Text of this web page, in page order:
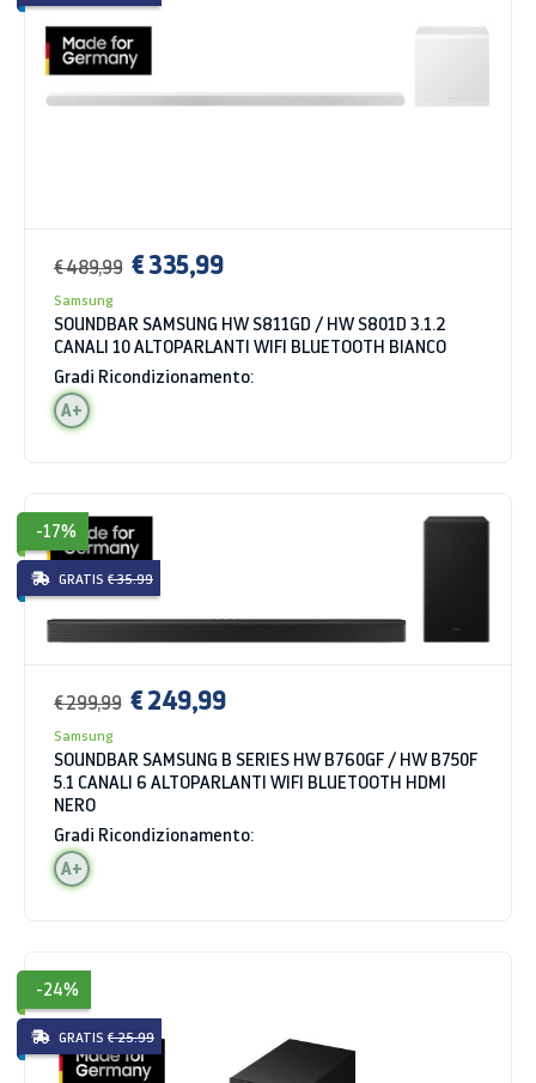
€ 489,99 € 335,99
Samsung
SOUNDBAR SAMSUNG HW S811GD / HW S801D 3.1.2
CANALI 10 ALTOPARLANTI WIFI BLUETOOTH BIANCO
Gradi Ricondizionamento:
A+
-17%
GRATIS € 35.99
€ 299,99 € 249,99
Samsung
SOUNDBAR SAMSUNG B SERIES HW B760GF / HW B750F
5.1 CANALI 6 ALTOPARLANTI WIFI BLUETOOTH HDMI
NERO
Gradi Ricondizionamento:
A+
-24%
GRATIS € 25.99